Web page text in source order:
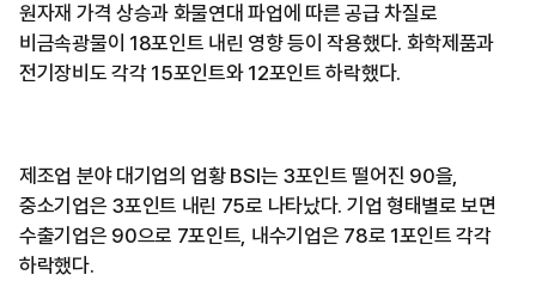
원자재 가격 상승과 화물연대 파업에 따른 공급 차질로
비금속광물이 18포인트 내린 영향 등이 작용했다. 화학제품과
전기장비도 각각 15포인트와 12포인트 하락했다.
제조업 분야 대기업의 업황 BSI는 3포인트 떨어진 90을,
중소기업은 3포인트 내린 75로 나타났다. 기업 형태별로 보면
수출기업은 90으로 7포인트, 내수기업은 78로 1포인트 각각
하락했다.